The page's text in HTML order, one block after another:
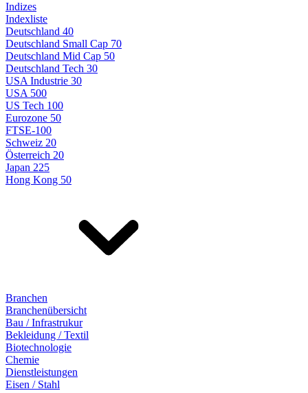
Indizes
Indexliste
Deutschland 40
Deutschland Small Cap 70
Deutschland Mid Cap 50
Deutschland Tech 30
USA Industrie 30
USA 500
US Tech 100
Eurozone 50
FTSE-100
Schweiz 20
Österreich 20
Japan 225
Hong Kong 50
Branchen
Branchenübersicht
Bau / Infrastrukur
Bekleidung / Textil
Biotechnologie
Chemie
Dienstleistungen
Eisen / Stahl